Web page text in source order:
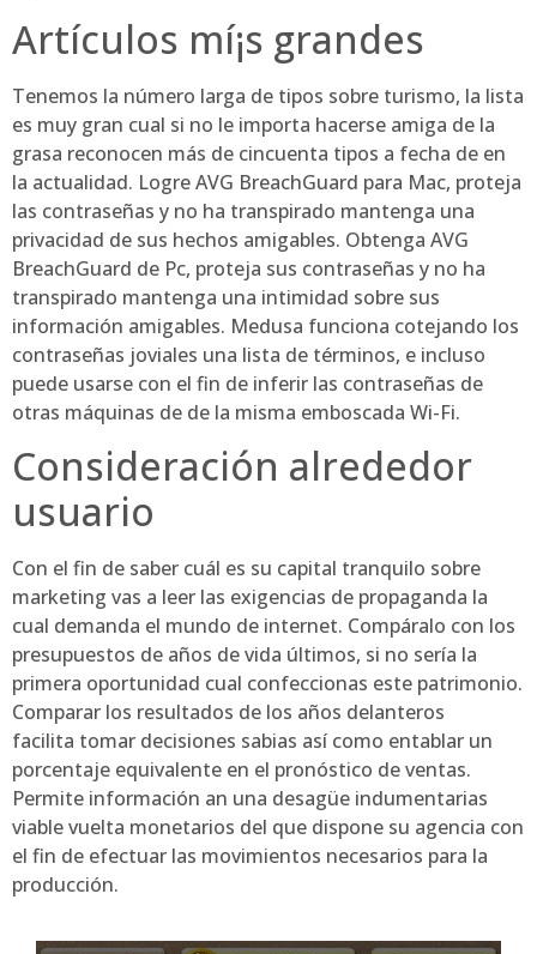
Artículos mí¡s grandes
Tenemos la número larga de tipos sobre turismo, la lista
es muy gran cual si no le importa hacerse amiga de la
grasa reconocen más de cincuenta tipos a fecha de en
la actualidad. Logre AVG BreachGuard para Mac, proteja
las contraseñas y no ha transpirado mantenga una
privacidad de sus hechos amigables. Obtenga AVG
BreachGuard de Pc, proteja sus contraseñas y no ha
transpirado mantenga una intimidad sobre sus
información amigables. Medusa funciona cotejando los
contraseñas joviales una lista de términos, e incluso
puede usarse con el fin de inferir las contraseñas de
otras máquinas de de la misma emboscada Wi-Fi.
Consideración alrededor
usuario
Con el fin de saber cuál es su capital tranquilo sobre
marketing vas a leer las exigencias de propaganda la
cual demanda el mundo de internet. Compáralo con los
presupuestos de años de vida últimos, si no serí­a la
primera oportunidad cual confeccionas este patrimonio.
Comparar los resultados de los años delanteros
facilita tomar decisiones sabias así­ como entablar un
porcentaje equivalente en el pronóstico de ventas.
Permite información an una desagüe indumentarias
viable vuelta monetarios del que dispone su agencia con
el fin de efectuar las movimientos necesarios para la
producción.